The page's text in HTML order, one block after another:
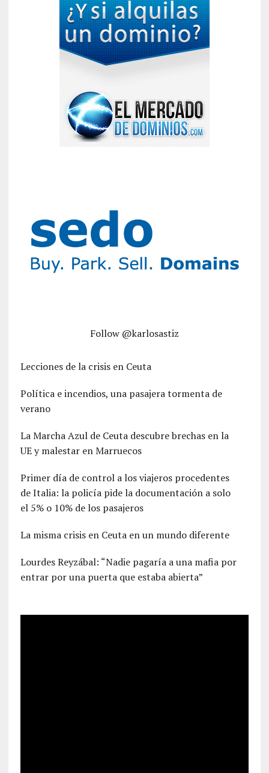
Follow @karlosastiz
Lecciones de la crisis en Ceuta
Política e incendios, una pasajera tormenta de
verano
La Marcha Azul de Ceuta descubre brechas en la
UE y malestar en Marruecos
Primer día de control a los viajeros procedentes
de Italia: la policía pide la documentación a solo
el 5% o 10% de los pasajeros
La misma crisis en Ceuta en un mundo diferente
Lourdes Reyzábal: “Nadie pagaría a una mafia por
entrar por una puerta que estaba abierta”